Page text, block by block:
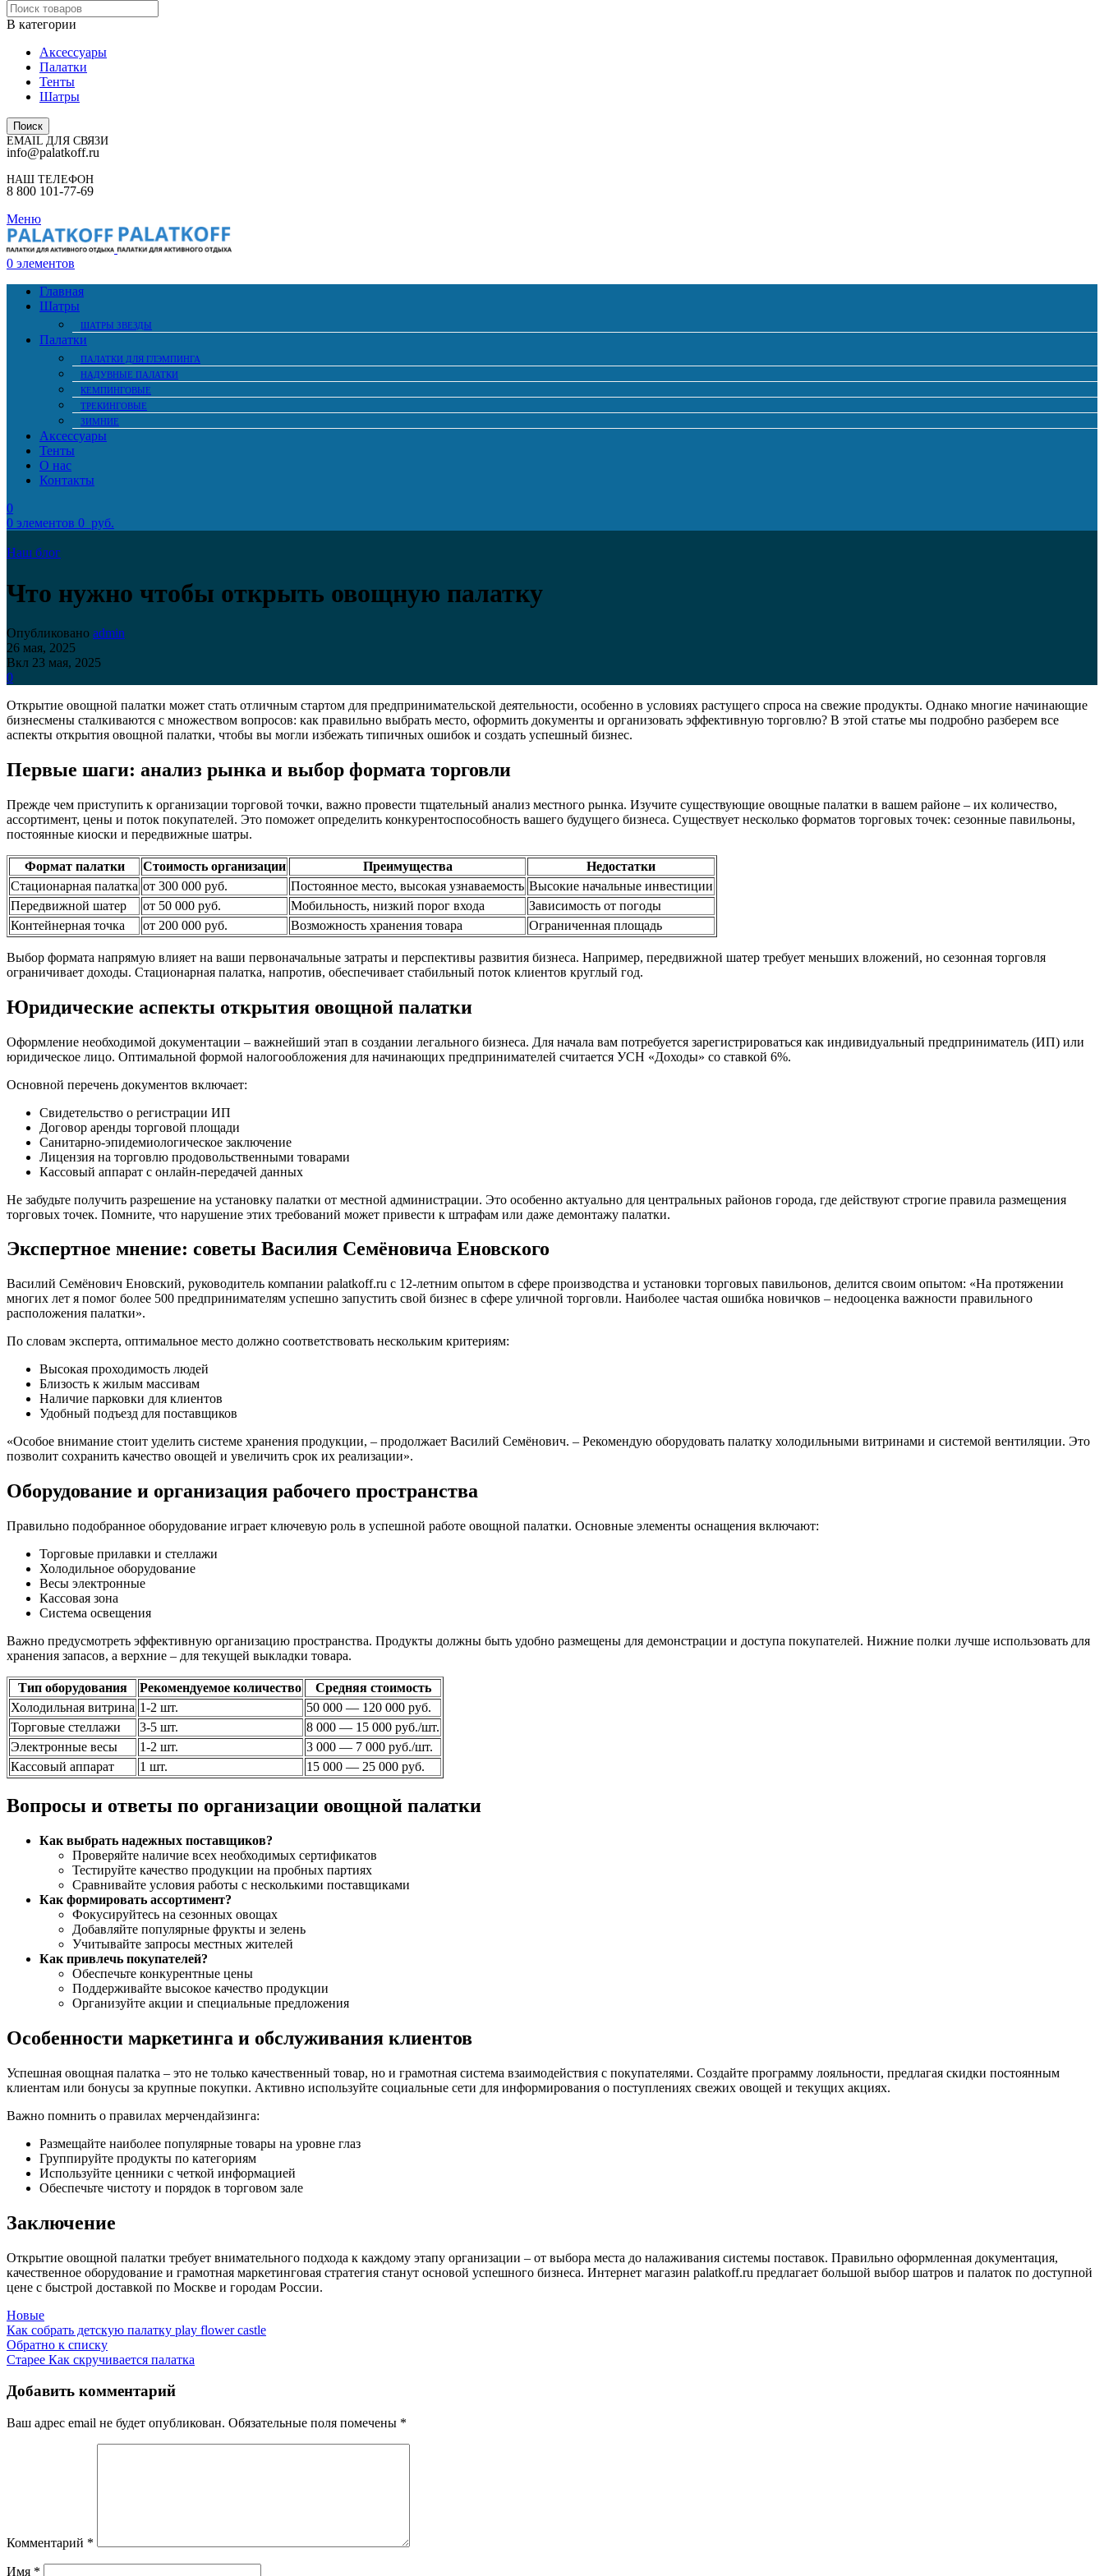
В категории
Аксессуары
Палатки
Тенты
Шатры
Поиск
EMAIL ДЛЯ СВЯЗИ
info@palatkoff.ru
НАШ ТЕЛЕФОН
8 800 101-77-69
Меню
0 элементов
Главная
Шатры
ШАТРЫ ЗВЕЗДЫ
Палатки
ПАЛАТКИ ДЛЯ ГЛЭМПИНГА
НАДУВНЫЕ ПАЛАТКИ
КЕМПИНГОВЫЕ
ТРЕКИНГОВЫЕ
ЗИМНИЕ
Аксессуары
Тенты
О нас
Контакты
0
0 элементов 0 руб.
Наш блог
Что нужно чтобы открыть овощную палатку
Опубликовано admin
26 мая, 2025
Вкл 23 мая, 2025
0
Открытие овощной палатки может стать отличным стартом для предпринимательской деятельности, особенно в условиях растущего спроса на свежие продукты. Однако многие начинающие
бизнесмены сталкиваются с множеством вопросов: как правильно выбрать место, оформить документы и организовать эффективную торговлю? В этой статье мы подробно разберем все
аспекты открытия овощной палатки, чтобы вы могли избежать типичных ошибок и создать успешный бизнес.
Первые шаги: анализ рынка и выбор формата торговли
Прежде чем приступить к организации торговой точки, важно провести тщательный анализ местного рынка. Изучите существующие овощные палатки в вашем районе – их количество,
ассортимент, цены и поток покупателей. Это поможет определить конкурентоспособность вашего будущего бизнеса. Существует несколько форматов торговых точек: сезонные павильоны,
постоянные киоски и передвижные шатры.
Формат палатки Стоимость организации Преимущества
Недостатки
Стационарная палатка от 300 000 руб. Постоянное место, высокая узнаваемость Высокие начальные инвестиции
Передвижной шатер
от 50 000 руб. Мобильность, низкий порог входа
Зависимость от погоды
Контейнерная точка
от 200 000 руб. Возможность хранения товара Ограниченная площадь
Выбор формата напрямую влияет на ваши первоначальные затраты и перспективы развития бизнеса. Например, передвижной шатер требует меньших вложений, но сезонная торговля
ограничивает доходы. Стационарная палатка, напротив, обеспечивает стабильный поток клиентов круглый год.
Юридические аспекты открытия овощной палатки
Оформление необходимой документации – важнейший этап в создании легального бизнеса. Для начала вам потребуется зарегистрироваться как индивидуальный предприниматель (ИП) или
юридическое лицо. Оптимальной формой налогообложения для начинающих предпринимателей считается УСН «Доходы» со ставкой 6%.
Основной перечень документов включает:
Свидетельство о регистрации ИП
Договор аренды торговой площади
Санитарно-эпидемиологическое заключение
Лицензия на торговлю продовольственными товарами
Кассовый аппарат с онлайн-передачей данных
Не забудьте получить разрешение на установку палатки от местной администрации. Это особенно актуально для центральных районов города, где действуют строгие правила размещения
торговых точек. Помните, что нарушение этих требований может привести к штрафам или даже демонтажу палатки.
Экспертное мнение: советы Василия Семёновича Еновского
Василий Семёнович Еновский, руководитель компании palatkoff.ru с 12-летним опытом в сфере производства и установки торговых павильонов, делится своим опытом: «На протяжении
многих лет я помог более 500 предпринимателям успешно запустить свой бизнес в сфере уличной торговли. Наиболее частая ошибка новичков – недооценка важности правильного
расположения палатки».
По словам эксперта, оптимальное место должно соответствовать нескольким критериям:
Высокая проходимость людей
Близость к жилым массивам
Наличие парковки для клиентов
Удобный подъезд для поставщиков
«Особое внимание стоит уделить системе хранения продукции, – продолжает Василий Семёнович. – Рекомендую оборудовать палатку холодильными витринами и системой вентиляции. Это
позволит сохранить качество овощей и увеличить срок их реализации».
Оборудование и организация рабочего пространства
Правильно подобранное оборудование играет ключевую роль в успешной работе овощной палатки. Основные элементы оснащения включают:
Торговые прилавки и стеллажи
Холодильное оборудование
Весы электронные
Кассовая зона
Система освещения
Важно предусмотреть эффективную организацию пространства. Продукты должны быть удобно размещены для демонстрации и доступа покупателей. Нижние полки лучше использовать для
хранения запасов, а верхние – для текущей выкладки товара.
Тип оборудования Рекомендуемое количество
Средняя стоимость
Холодильная витрина 1-2 шт.
50 000 — 120 000 руб.
Торговые стеллажи
3-5 шт.
8 000 — 15 000 руб./шт.
Электронные весы
1-2 шт.
3 000 — 7 000 руб./шт.
Кассовый аппарат
1 шт. 15 000 — 25 000 руб.
Вопросы и ответы по организации овощной палатки
Как выбрать надежных поставщиков?
Проверяйте наличие всех необходимых сертификатов
Тестируйте качество продукции на пробных партиях
Сравнивайте условия работы с несколькими поставщиками
Как формировать ассортимент?
Фокусируйтесь на сезонных овощах
Добавляйте популярные фрукты и зелень
Учитывайте запросы местных жителей
Как привлечь покупателей?
Обеспечьте конкурентные цены
Поддерживайте высокое качество продукции
Организуйте акции и специальные предложения
Особенности маркетинга и обслуживания клиентов
Успешная овощная палатка – это не только качественный товар, но и грамотная система взаимодействия с покупателями. Создайте программу лояльности, предлагая скидки постоянным
клиентам или бонусы за крупные покупки. Активно используйте социальные сети для информирования о поступлениях свежих овощей и текущих акциях.
Важно помнить о правилах мерчендайзинга:
Размещайте наиболее популярные товары на уровне глаз
Группируйте продукты по категориям
Используйте ценники с четкой информацией
Обеспечьте чистоту и порядок в торговом зале
Заключение
Открытие овощной палатки требует внимательного подхода к каждому этапу организации – от выбора места до налаживания системы поставок. Правильно оформленная документация,
качественное оборудование и грамотная маркетинговая стратегия станут основой успешного бизнеса. Интернет магазин palatkoff.ru предлагает большой выбор шатров и палаток по доступной
цене с быстрой доставкой по Москве и городам России.
Новые
Как собрать детскую палатку play flower castle
Обратно к списку
Старее Как скручивается палатка
Добавить комментарий
Ваш адрес email не будет опубликован. Обязательные поля помечены *
Комментарий *
Имя *